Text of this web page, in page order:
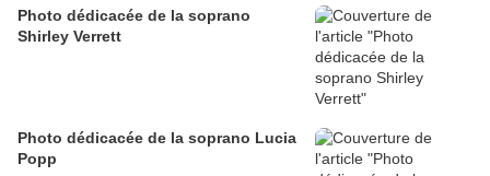
Photo dédicacée de la soprano
Shirley Verrett
Photo dédicacée de la soprano Lucia
Popp